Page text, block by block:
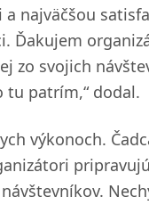
najväčšou
Ďakujem
zo svojich
tu patrím,“ dodal.
výkonoch.